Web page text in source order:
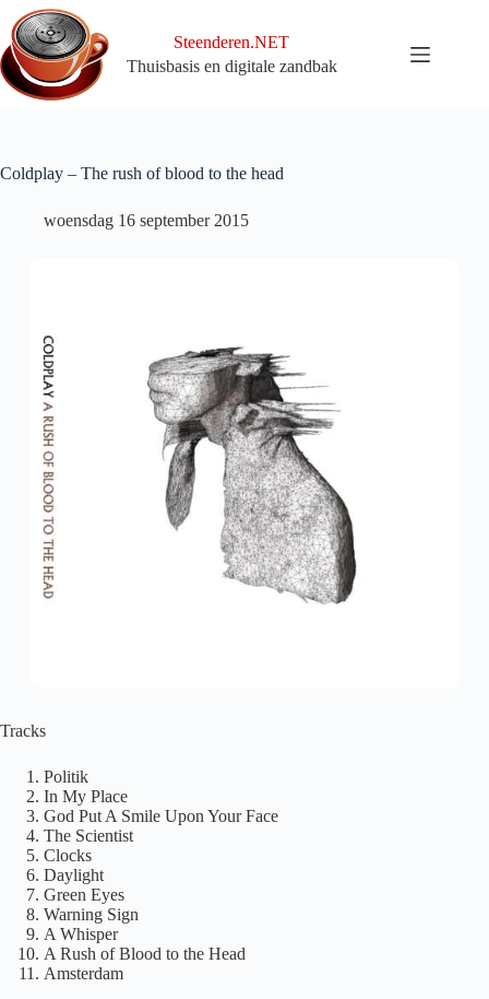
naar
de
inhoud
Steenderen.NET
Thuisbasis en digitale zandbak
Coldplay – The rush of blood to the head
woensdag 16 september 2015
Tracks
Politik
In My Place
God Put A Smile Upon Your Face
The Scientist
Clocks
Daylight
Green Eyes
Warning Sign
A Whisper
A Rush of Blood to the Head
Amsterdam